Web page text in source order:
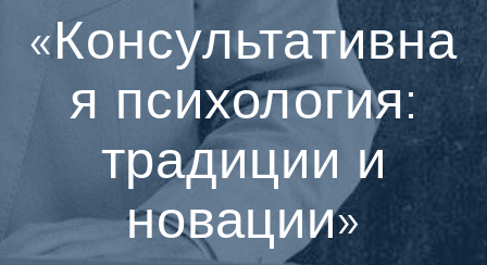
«Консультативна
я психология:
традиции и
новации»